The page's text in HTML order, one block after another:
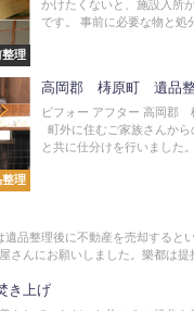
整理
かけたくないと、施設入所
です。 事前に必要な物と処
整理
高岡郡 梼原町 遺品
ビフォー アフター 高岡郡
町外に住むご家族さんか
と共に仕分けを行いました
遺品整理後に不動産を売却すると
さんにお願いしました。樂都は提
き上げ